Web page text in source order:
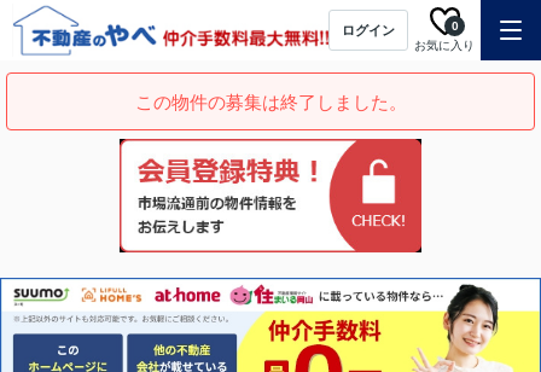
ログイン
お気に入り
0
この物件の募集は終了しました。